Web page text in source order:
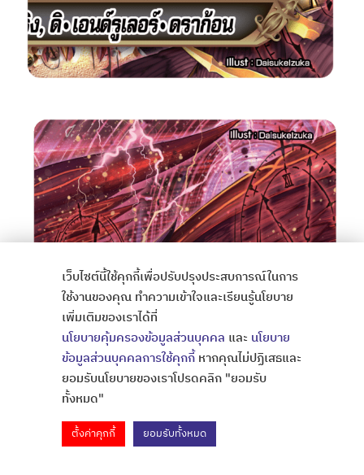
เว็บไซต์นี้ใช้คุกกี้เพื่อปรับปรุงประสบการณ์ในการ
ใช้งานของคุณ ทำความเข้าใจและเรียนรู้นโยบาย
เพิ่มเติมของเราได้ที่
นโยบายคุ้มครองข้อมูลส่วนบุคคล และ นโยบาย
ข้อมูลส่วนบุคคลการใช้คุกกี้หากคุณไม่ปฏิเสธและ
ยอมรับนโยบายของเราโปรดคลิก "ยอมรับ
ทั้งหมด"
ตั้งค่าคุกกี้ ยอมรับทั้งหมด